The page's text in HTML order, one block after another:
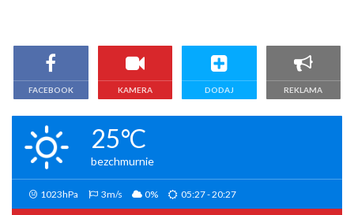
FACEBOOK KAMERA DODAJ REKLAMA
25°C
bezchmurnie
1023hPa 3m/s 0% 05:27 - 20:27